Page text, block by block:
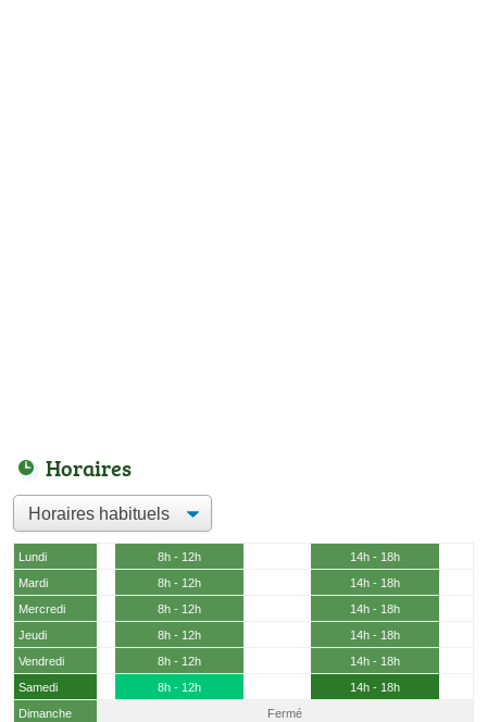
Horaires
Lundi 8h - 12h
14h - 18h
Mardi
8h - 12h
14h - 18h
Mercredi
8h - 12h
14h - 18h
Jeudi
8h - 12h
14h - 18h
Vendredi
8h - 12h
14h - 18h
Samedi
8h - 12h
14h - 18h
Dimanche
Fermé